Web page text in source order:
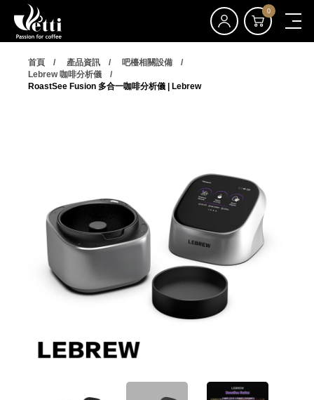
0
首頁 產品資訊
吧檯相關設備
Lebrew 咖啡分析儀
RoastSee Fusion 多合一咖啡分析儀 | Lebrew